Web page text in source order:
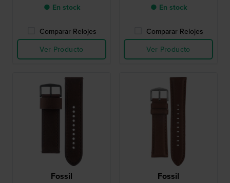
● En stock
Comparar Relojes
Ver Producto
● En stock
Comparar Relojes
Ver Producto
Fossil Fossil